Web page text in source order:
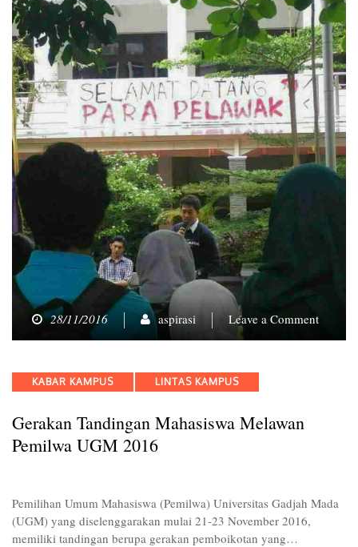
28/11/2016 aspirasi Leave a Commenton
Categories
KABAR KAMPUS LINTAS KAMPUS
Gerakan Tandingan Mahasiswa Melawan
Pemilwa UGM 2016
Pemilihan Umum Mahasiswa (Pemilwa) Universitas Gadjah Mada
(UGM) yang diselenggarakan mulai 21-23 November 2016,
memiliki tandingan berupa gerakan pemboikotan yang…